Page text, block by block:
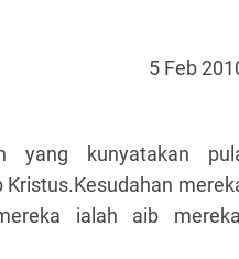
5 Feb
yang kunyatakan
ialah aib